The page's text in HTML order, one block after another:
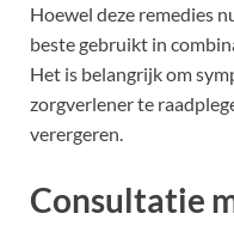
Hoewel deze remedies
beste gebruikt in
Het is belangrijk om
zorgverlener te
verergeren.
Consultatie